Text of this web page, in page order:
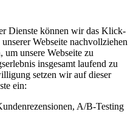
Dienste können wir das Klick-
Webseite nachvollziehen
um unsere Webseite zu
insgesamt laufend zu
setzen wir auf dieser
ein:
A/B-Testing